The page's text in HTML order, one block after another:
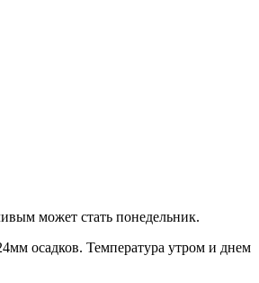
может стать понедельник.
осадков. Температура утром и днем